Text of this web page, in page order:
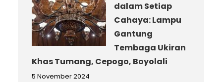
dalam Setiap
Cahaya: Lampu
Gantung
Tembaga Ukiran
Khas Tumang, Cepogo, Boyolali
5 November 2024